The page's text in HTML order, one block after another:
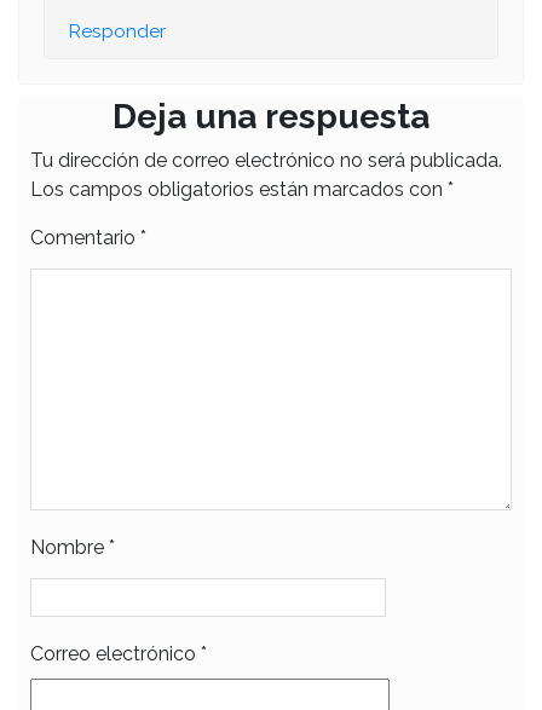
Responder
Deja una respuesta
Tu dirección de correo electrónico no será publicada.
Los campos obligatorios están marcados con *
Comentario *
Nombre *
Correo electrónico *